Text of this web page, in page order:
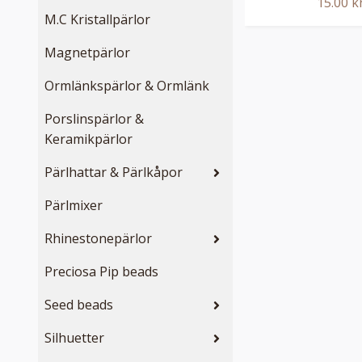
M.C Kristallpärlor
Magnetpärlor
Ormlänkspärlor & Ormlänk
Porslinspärlor &
Keramikpärlor
Pärlhattar & Pärlkåpor
Pärlmixer
Rhinestonepärlor
Preciosa Pip beads
Seed beads
Silhuetter